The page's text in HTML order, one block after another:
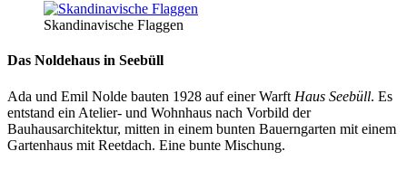
Skandinavische Flaggen
Das Noldehaus in Seebüll
Ada und Emil Nolde bauten 1928 auf einer Warft Haus Seebüll. Es
entstand ein Atelier- und Wohnhaus nach Vorbild der
Bauhausarchitektur, mitten in einem bunten Bauerngarten mit einem
Gartenhaus mit Reetdach. Eine bunte Mischung.